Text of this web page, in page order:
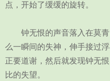
点，开始了缓缓的旋转。
钟无恨的声音落入在莫青
么一瞬间的失神，伸手接过
正要道谢，然后就发现钟无
比的失望。